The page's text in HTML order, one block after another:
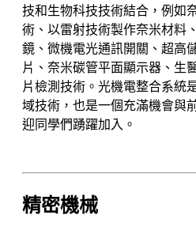
技和生物科技技術結合，例如
術、以雷射技術製作奈米材料
鏡、微機電光通訊開關、超高
片、奈米碳管平面顯示器、生
片檢測技術。光機電整合系統
域技術，也是一個充滿機會與
迎同學們踴躍加入。
精密機械